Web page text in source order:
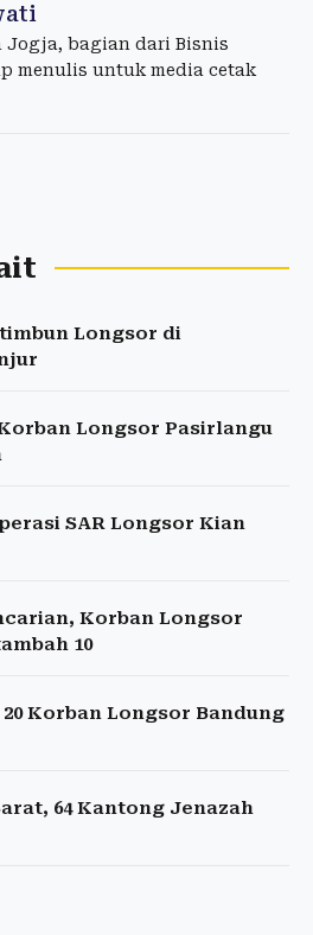
Jogja, bagian dari Bisnis
menulis untuk media cetak
Longsor di
Longsor Pasirlangu
SAR Longsor Kian
Korban Longsor
10
Korban Longsor Bandung
64 Kantong Jenazah